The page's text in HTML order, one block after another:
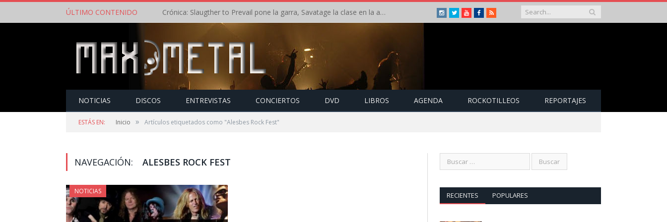
ÚLTIMO CONTENIDO Crónica: Slaugther to Prevail pone la garra, Savatage la clase en la apertura del Leyendas del Rock – Miércoles – Agosto 2026 Instagram
TwitterYoutubeFacebook
RSS
NOTICIAS DISCOS ENTREVISTAS CONCIERTOS DVD LIBROS AGENDA ROCKOTILLEOS REPORTAJES
ESTÁS EN: Inicio » Artículos etiquetados como "Alesbes Rock Fest"
NAVEGACIÓN: ALESBES ROCK FEST
NOTICIAS RECIENTES POPULARES